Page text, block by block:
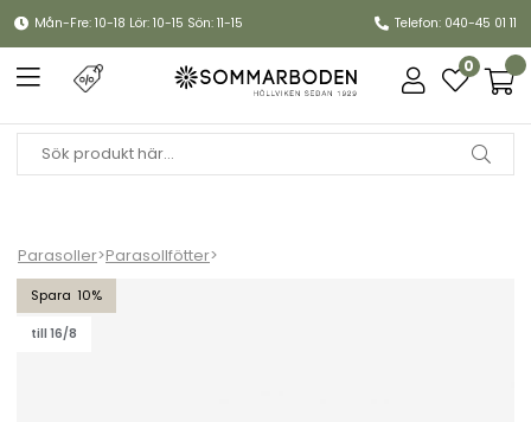
Mån-Fre: 10-18 Lör: 10-15 Sön: 11-15 Telefon: 040-45 01 11
0
Parasoller>Parasollfötter>
10
till 16/8
Flat parasollfot Ø 60 cm 45 kg - antracit